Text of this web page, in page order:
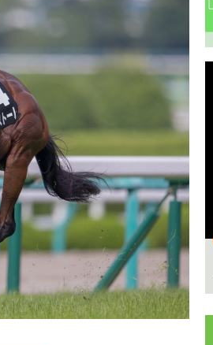
ス
り差しが利いている」 札幌ダート
ルの馬...